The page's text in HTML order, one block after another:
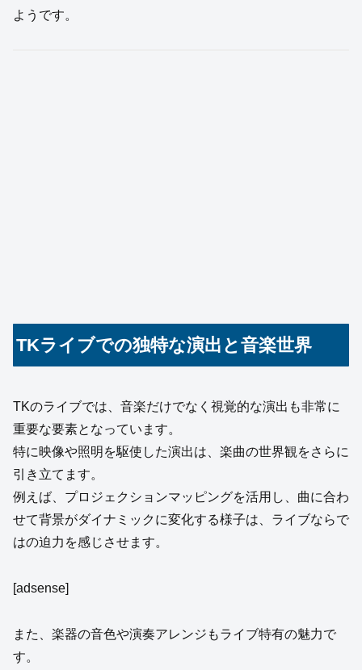
ようです。
TKライブでの独特な演出と音楽世界
TKのライブでは、音楽だけでなく視覚的な演出も非常に
重要な要素となっています。
特に映像や照明を駆使した演出は、楽曲の世界観をさらに
引き立てます。
例えば、プロジェクションマッピングを活用し、曲に合わ
せて背景がダイナミックに変化する様子は、ライブならで
はの迫力を感じさせます。
[adsense]
また、楽器の音色や演奏アレンジもライブ特有の魅力で
す。